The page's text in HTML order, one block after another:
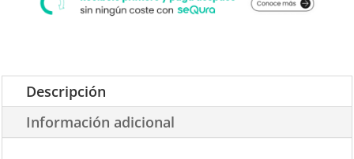
Descripción
Información adicional